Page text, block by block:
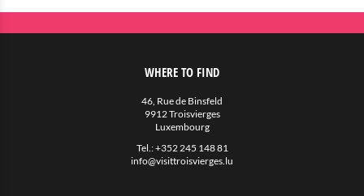
WHERE TO FIND
46, Rue de Binsfeld
9912 Troisvierges
Luxembourg
Tel.:+352 245 148 81
info@visittroisvierges.lu